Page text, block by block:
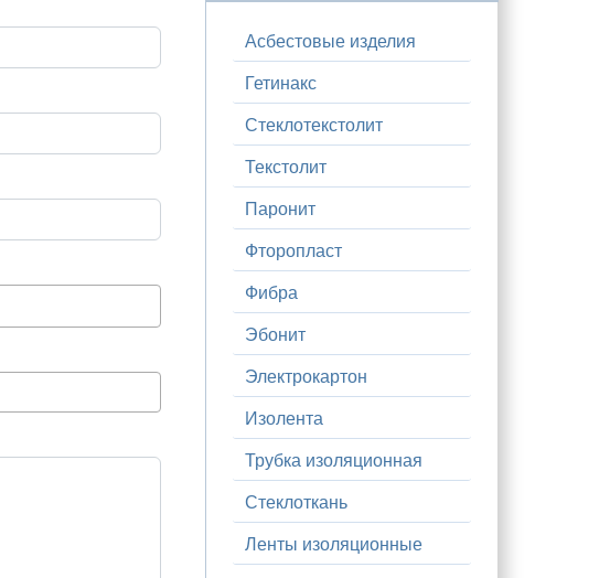
Асбестовые изделия
Гетинакс
Стеклотекстолит
Текстолит
Паронит
Фторопласт
Фибра
Эбонит
Электрокартон
Изолента
Трубка изоляционная
Стеклоткань
Ленты изоляционные